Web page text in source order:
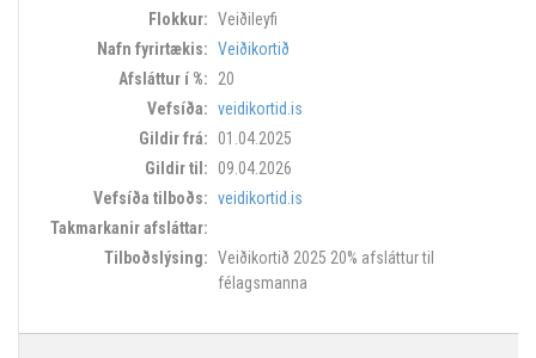
Veiðileyfi
Veiðikortið
20
veidikortid.is
01.04.2025
09.04.2026
veidikortid.is
Veiðikortið 2025 20% afsláttur til
félagsmanna